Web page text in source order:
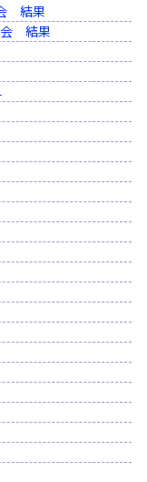
結果
会 結果